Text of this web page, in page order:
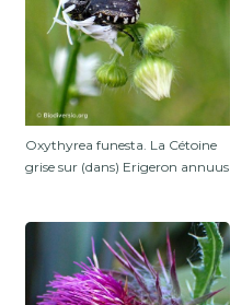
Oxythyrea funesta. La Cétoine
grise sur (dans) Erigeron annuus